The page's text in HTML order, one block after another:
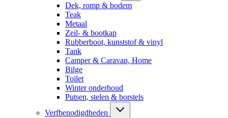
Dek, romp & bodem
Teak
Metaal
Zeil- & bootkap
Rubberboot, kunststof & vinyl
Tank
Camper & Caravan, Home
Bilge
Toilet
Winter onderhoud
Putsen, stelen & borstels
Verfbenodigdheden